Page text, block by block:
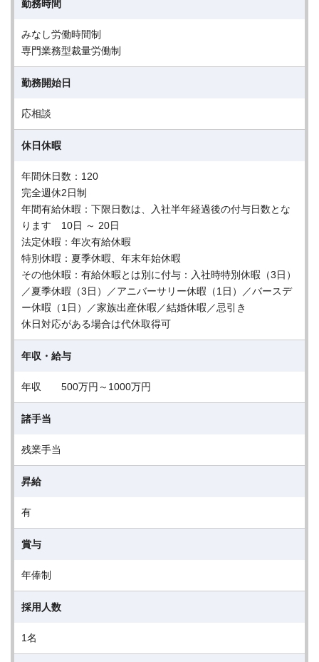
勤務時間
みなし労働時間制
専門業務型裁量労働制
勤務開始日
応相談
休日休暇
年間休日数：120
完全週休2日制
年間有給休暇：下限日数は、入社半年経過後の付与日数とな
ります 10日 ～ 20日
法定休暇：年次有給休暇
特別休暇：夏季休暇、年末年始休暇
その他休暇：有給休暇とは別に付与：入社時特別休暇（3日）
／夏季休暇（3日）／アニバーサリー休暇（1日）／バースデ
ー休暇（1日）／家族出産休暇／結婚休暇／忌引き
休日対応がある場合は代休取得可
年収・給与
年収 500万円～1000万円
諸手当
残業手当
昇給
有
賞与
年俸制
採用人数
1名